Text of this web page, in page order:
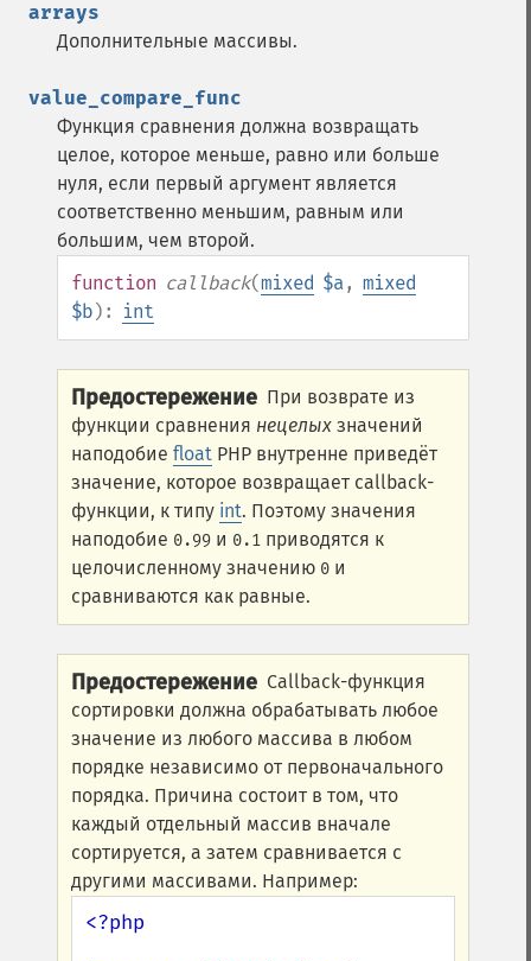
arrays
Дополнительные массивы.
value_compare_func
Функция сравнения должна возвращать
целое, которое меньше, равно или больше
нуля, если первый аргумент является
соответственно меньшим, равным или
большим, чем второй.
function callback(mixed $a, mixed
$b): int
Предостережение При возврате из
функции сравнения нецелых значений
наподобие float PHP внутренне приведёт
значение, которое возвращает callback-
функции, к типу int. Поэтому значения
наподобие 0.99 и 0.1 приводятся к
целочисленному значению 0 и
сравниваются как равные.
Предостережение Callback-функция
сортировки должна обрабатывать любое
значение из любого массива в любом
порядке независимо от первоначального
порядка. Причина состоит в том, что
каждый отдельный массив вначале
сортируется, а затем сравнивается с
другими массивами. Например:
<?php